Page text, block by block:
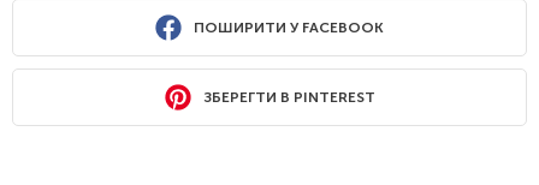
ПОШИРИТИ У FACEBOOK
ЗБЕРЕГТИ В PINTEREST